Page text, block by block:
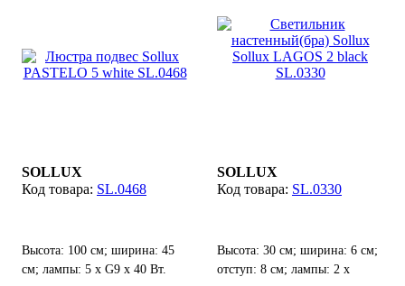
SOLLUX
SL.0468
Высота: 100 см; ширина: 45
см; лампы: 5 х G9 х 40 Вт.
SOLLUX
SL.0330
Высота: 30 см; ширина: 6 см;
отступ: 8 см; лампы: 2 х